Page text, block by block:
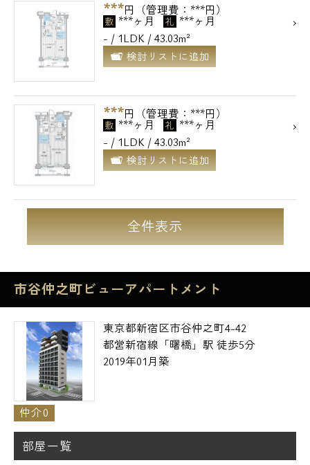
***円（管理費：***円）
敷 ***ヶ月 礼 ***ヶ月
- / 1LDK / 43.03m²
検討リストに追加
***円（管理費：***円）
敷 ***ヶ月 礼 ***ヶ月
- / 1LDK / 43.03m²
検討リストに追加
全件表示
市谷仲之町ビューアパートメント
東京都新宿区市谷仲之町4-42
都営新宿線「曙橋」駅 徒歩5分
2019年01月築
仲介0
部屋一覧